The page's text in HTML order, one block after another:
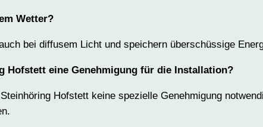
Wetter?
bei diffusem Licht und speichern überschüssige
Hofstett eine Genehmigung für die Installation?
Hofstett keine spezielle Genehmigung